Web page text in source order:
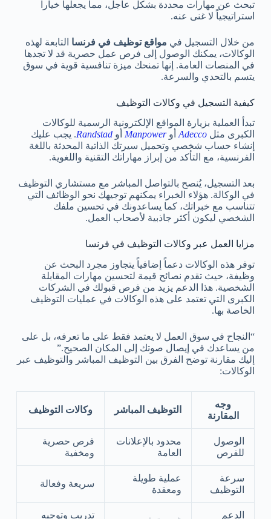
تبحث عن مهارات محددة بشكل عاجل، مما يجعلها خياراً
استراتيجياً لا غنى عنه.
من خلال التسجيل في مواقع توظيف في فرنسا التابعة لهذه
الوكالات، يمكنك الوصول إلى فرص عمل حصرية قد لا تجدها
في المنصات العامة. إنها تمنحك ميزة تنافسية قوية في سوق
يتسم بالتحدي والسرعة.
كيفية التسجيل في وكالات التوظيف
تبدأ العملية بزيارة المواقع الإلكترونية الرسمية للوكالات
الكبرى مثل AdeccoأوManpowerأو Randstad. يجب عليك
إنشاء حساب شخصي وتحميل سيرتك الذاتية المحدثة باللغة
الفرنسية، مع التأكد من إبراز مهاراتك التقنية واللغوية.
بعد التسجيل، يُنصح بالتواصل المباشر مع مستشاري التوظيف
في الوكالة. هؤلاء الخبراء يمكنهم توجيهك نحو الوظائف التي
تتناسب مع خبراتك، كما يساعدونك في تحسين ملفك
الشخصي ليكون أكثر جاذبية لأصحاب العمل.
مزايا العمل عبر وكالات التوظيف في فرنسا
توفر هذه الوكالات دعماً إضافياً يتجاوز مجرد البحث عن
وظيفة، حيث تقدم نصائح قيمة لتحسين مهارات المقابلة
الشخصية. هذا الدعم يزيد من فرص قبولك في الشركات
الكبرى التي تعتمد على هذه الوكالات في عمليات التوظيف
الخاصة بها.
“النجاح في سوق العمل لا يعتمد فقط على ما تعرفه، بل على
من يساعدك في إيصال صوتك إلى المكان الصحيح.”
إليك مقارنة توضح الفرق بين التوظيف المباشر والتوظيف عبر
الوكالات:
وجه
المقارنة
التوظيف المباشر وكالات التوظيف
الوصول
للفرص
محدود بالإعلانات
العامة
فرص حصرية
ومخفية
سرعة
التوظيف
عملية طويلة
ومعقدة
سريعة وفعالة
الدعم تدريب وتوجيه